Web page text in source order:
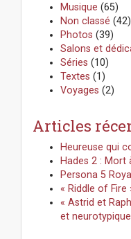
Musique (65)
Non classé (42)
Photos (39)
Salons et
Séries (10)
Textes (1)
Voyages (2)
Articles
Heureuse qui
Hades 2 : Mort
Persona 5
« Riddle of
« Astrid et
et